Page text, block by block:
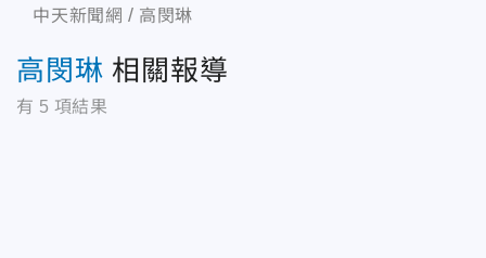
中天新聞網 高閔琳
高閔琳 相關報導
有 5 項結果